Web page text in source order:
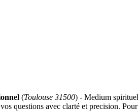
(Toulouse 31500) - Medium
questions avec clarté et precision.